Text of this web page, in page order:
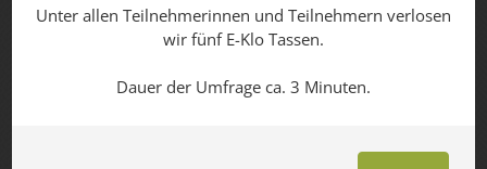
Unter allen Teilnehmerinnen und Teilnehmern verlosen
wir fünf E-Klo Tassen.
Dauer der Umfrage ca. 3 Minuten.